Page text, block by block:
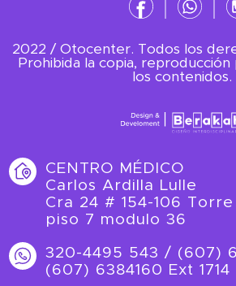
2022 / Otocenter. Todos los
Prohibida la copia,
los contenidos.
CENTRO MÉDICO
Carlos Ardilla Lulle
Cra 24 # 154-106 Torre
piso 7 modulo 36
320-4495 543 / (607)
(607) 6384160 Ext 1714